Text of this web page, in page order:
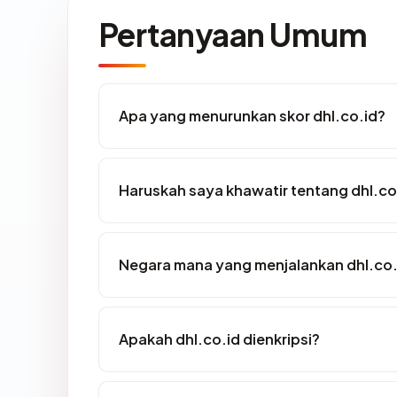
Pertanyaan Umum
Apa yang menurunkan skor dhl.co.id?
Haruskah saya khawatir tentang
Negara mana yang menjalankan
Apakah dhl.co.id dienkripsi?